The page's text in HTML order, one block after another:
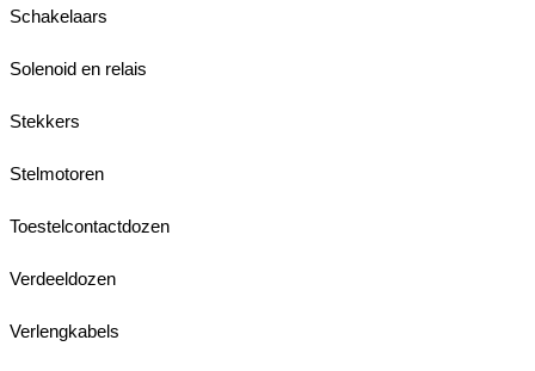
Schakelaars
Solenoid en relais
Stekkers
Stelmotoren
Toestelcontactdozen
Verdeeldozen
Verlengkabels